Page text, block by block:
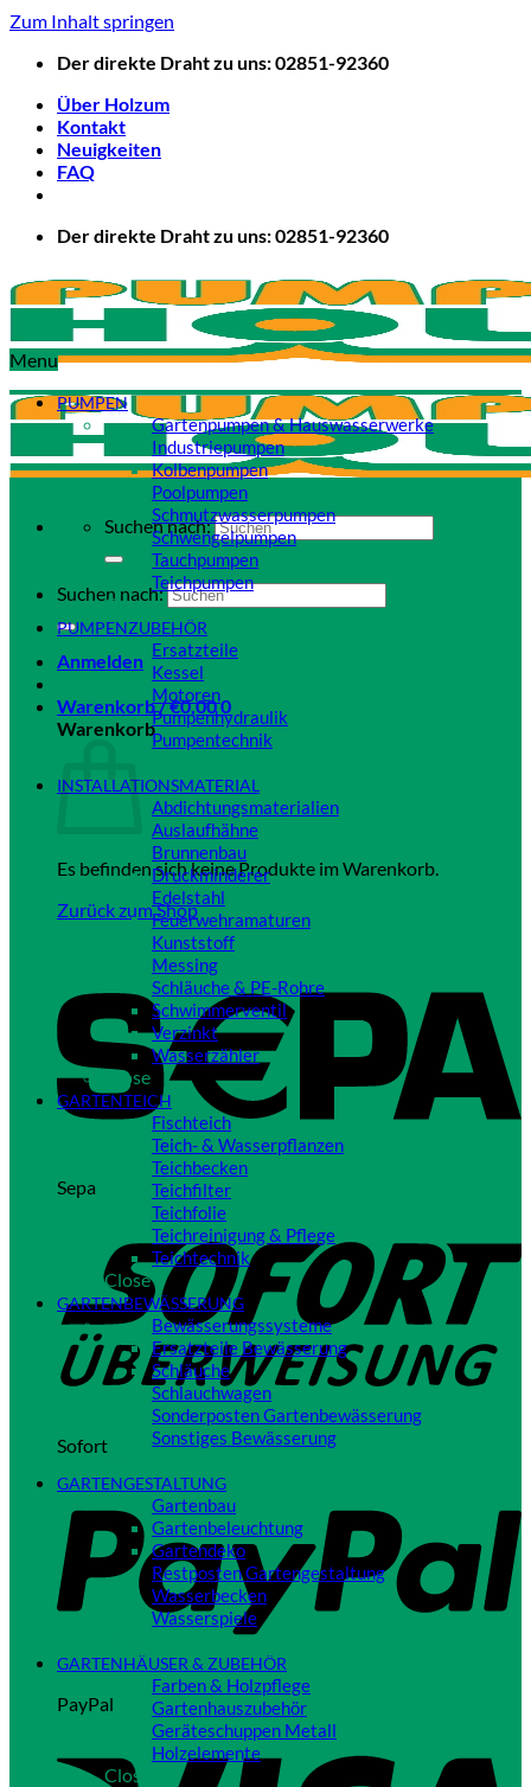
Zum Inhalt springen
Der direkte Draht zu uns: 02851-92360
Über Holzum
Kontakt
Neuigkeiten
FAQ
Der direkte Draht zu uns: 02851-92360
Suchen nach:
Suchen nach:
Anmelden
Warenkorb /€0,000
Warenkorb
Es befinden sich keine Produkte im Warenkorb.
Zurück zum Shop
Sepa
Sofort
PayPal
Menu
PUMPEN
Gartenpumpen & Hauswasserwerke
Industriepumpen
Kolbenpumpen
Poolpumpen
Schmutzwasserpumpen
Schwengelpumpen
Tauchpumpen
Teichpumpen
Close
PUMPENZUBEHÖR
Ersatzteile
Kessel
Motoren
Pumpenhydraulik
Pumpentechnik
INSTALLATIONSMATERIAL
Abdichtungsmaterialien
Auslaufhähne
Brunnenbau
Druckminderer
Edelstahl
Feuerwehramaturen
Kunststoff
Messing
Schläuche & PE-Rohre
Schwimmerventil
Verzinkt
Wasserzähler
Close
GARTENTEICH
Fischteich
Teich- & Wasserpflanzen
Teichbecken
Teichfilter
Teichfolie
Teichreinigung & Pflege
Teichtechnik
Close
GARTENBEWÄSSERUNG
Bewässerungssysteme
Ersatzteile Bewässerung
Schläuche
Schlauchwagen
Sonderposten Gartenbewässerung
Sonstiges Bewässerung
Close
GARTENGESTALTUNG
Gartenbau
Gartenbeleuchtung
Gartendeko
Restposten Gartengestaltung
Wasserbecken
Wasserspiele
GARTENHÄUSER & ZUBEHÖR
Farben & Holzpflege
Gartenhauszubehör
Geräteschuppen Metall
Holzelemente
Close